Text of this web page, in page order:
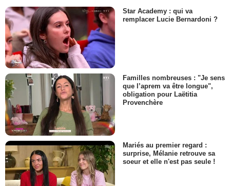
Star Academy : qui va
remplacer Lucie Bernardoni ?
Familles nombreuses : "Je sens
que l’aprem va être longue",
obligation pour Laëtitia
Provenchère
Mariés au premier regard :
surprise, Mélanie retrouve sa
soeur et elle n'est pas seule !